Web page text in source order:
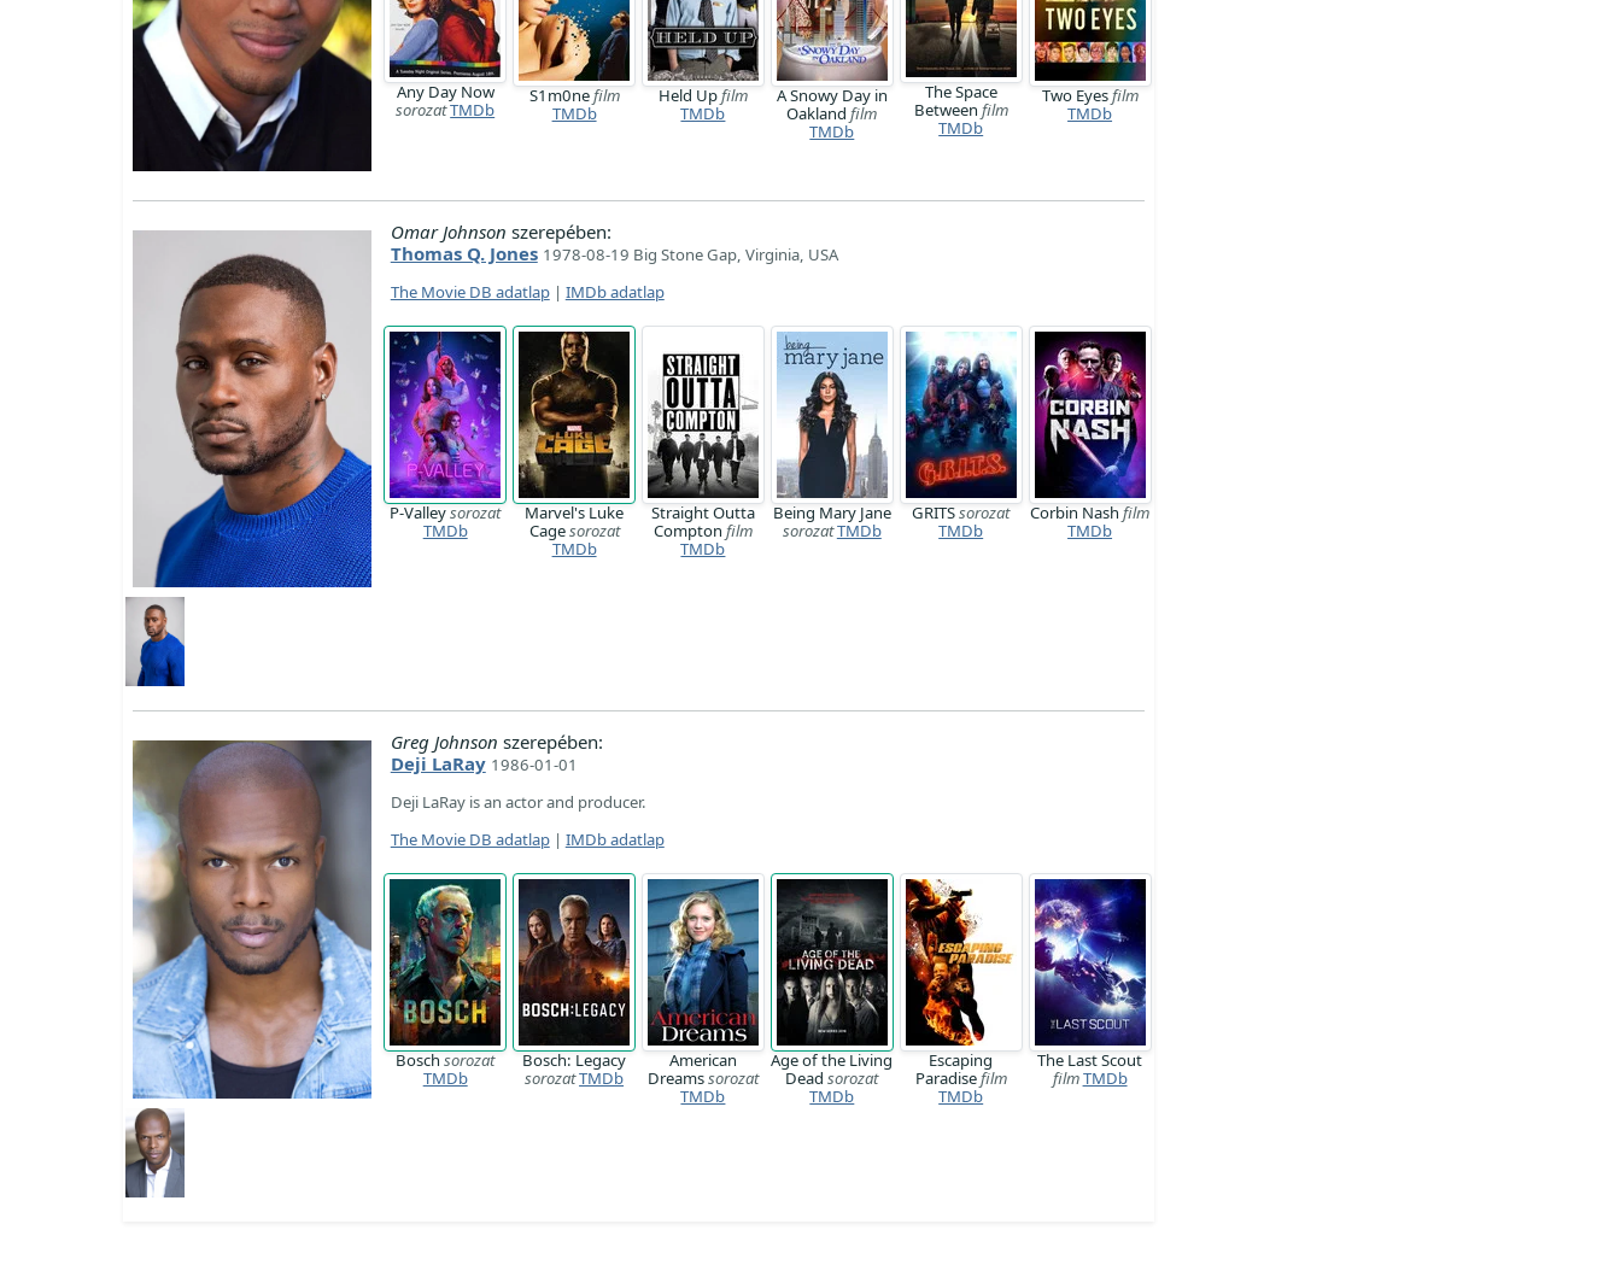
Any Day Now
sorozatTMDb
S1m0nefilm
TMDb
Held Upfilm
TMDb
A Snowy Day in
Oaklandfilm
TMDb
The Space
Between film
TMDb
Two Eyesfilm
TMDb
Omar Johnson szerepében:
Thomas Q. Jones 1978-08-19 Big Stone Gap, Virginia, USA
The Movie DB adatlap| IMDb adatlap
P-Valleysorozat
TMDb
Marvel's Luke
Cagesorozat
TMDb
Straight Outta
Compton film
TMDb
Being Mary Jane
sorozatTMDb
GRITSsorozat
TMDb
Corbin Nashfilm
TMDb
Greg Johnson szerepében:
Deji LaRay 1986-01-01
Deji LaRay is an actor and producer.
The Movie DB adatlap| IMDb adatlap
Boschsorozat
TMDb
Bosch: Legacy
sorozatTMDb
American
Dreamssorozat
TMDb
Age of the Living
Deadsorozat
TMDb
Escaping
Paradisefilm
TMDb
The Last Scout
filmTMDb